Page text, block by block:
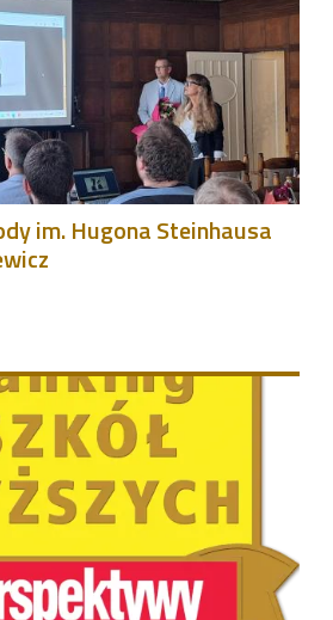
im. Hugona Steinhausa